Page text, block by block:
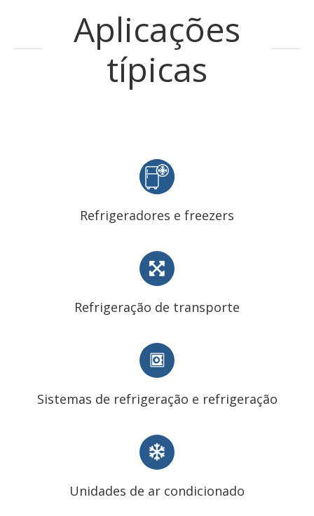
Aplicações
típicas
Refrigeradores e freezers
Refrigeração de transporte
Sistemas de refrigeração e refrigeração
Unidades de ar condicionado